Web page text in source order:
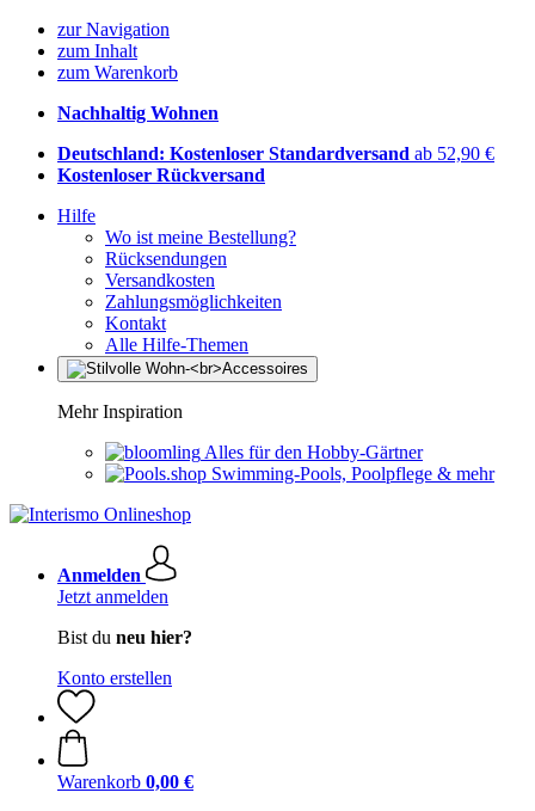
zur Navigation
zum Inhalt
zum Warenkorb
Nachhaltig Wohnen
Deutschland: Kostenloser Standardversand ab 52,90 €
Kostenloser Rückversand
Hilfe
Wo ist meine Bestellung?
Rücksendungen
Versandkosten
Zahlungsmöglichkeiten
Kontakt
Alle Hilfe-Themen
Mehr Inspiration
Alles für den Hobby-Gärtner
Swimming-Pools, Poolpflege & mehr
Anmelden
Jetzt anmelden
Bist du neu hier?
Konto erstellen
Warenkorb 0,00 €